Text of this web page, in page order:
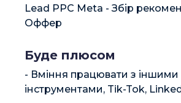
Lead PPC Meta - Збір
Оффер
Буде плюсом
- Вміння працювати з
інструментами, Tik-Tok,